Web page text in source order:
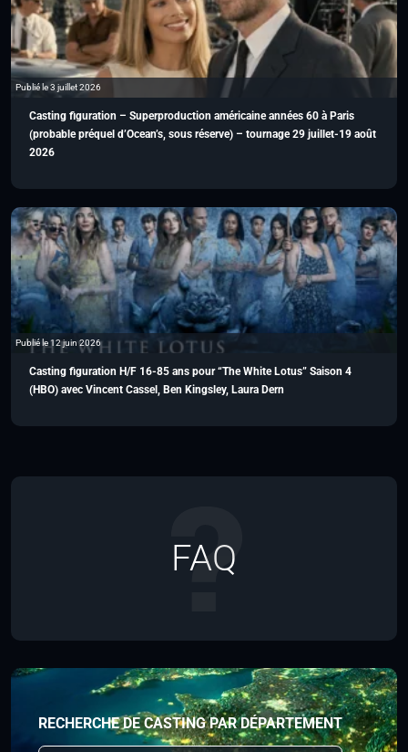
Publié le 3 juillet 2026
Casting figuration – Superproduction américaine années 60 à Paris
(probable préquel d’Ocean’s, sous réserve) – tournage 29 juillet-19 août
2026
Publié le 12 juin 2026
Casting figuration H/F 16-85 ans pour “The White Lotus” Saison 4
(HBO) avec Vincent Cassel, Ben Kingsley, Laura Dern
FAQ
RECHERCHE DE CASTING PAR DÉPARTEMENT